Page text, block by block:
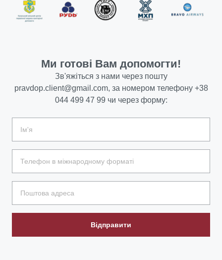
Ми готові Вам допомогти!
Зв'яжіться з нами через пошту
pravdop.client@gmail.com, за номером телефону +38
044 499 47 99 чи через форму:
Відправити